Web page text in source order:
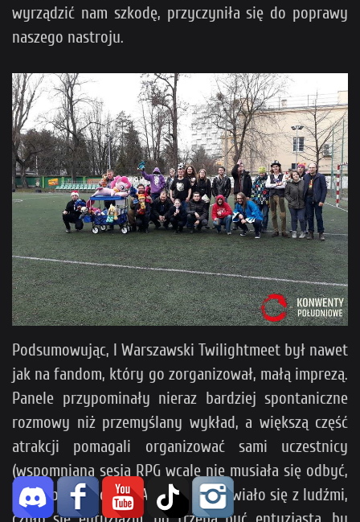
wyrządzić nam szkodę, przyczyniła się do poprawy
naszego nastroju.
Podsumowując, I Warszawski Twilightmeet był nawet
jak na fandom, który go zorganizował, małą imprezą.
Panele przypominały nieraz bardziej spontaniczne
rozmowy niż przemyślany wykład, a większą część
atrakcji pomagali organizować sami uczestnicy
(wspomniana sesja RPG wcale nie musiała się odbyć,
była spontaniczna). Ale gdy rozmawiało się z ludźmi,